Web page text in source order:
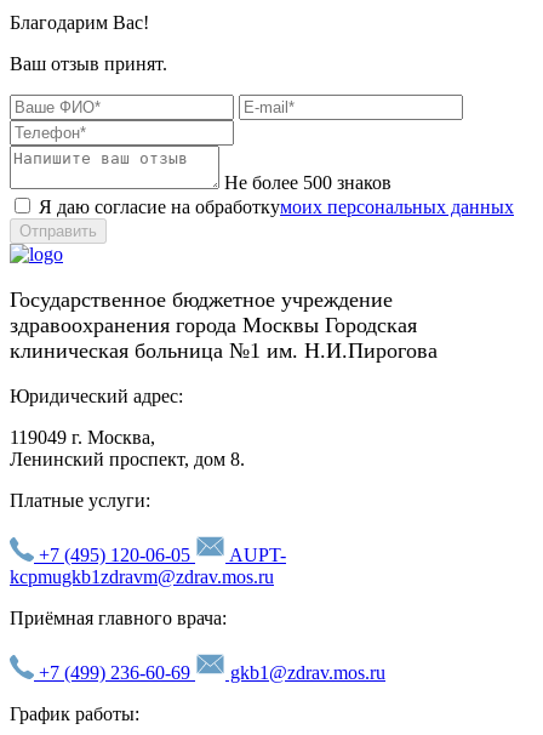
Благодарим Вас!
Ваш отзыв принят.
Не более 500 знаков
Я даю согласие на обработкумоих персональных данных
Отправить
Государственное бюджетное учреждение
здравоохранения города Москвы Городская
клиническая больница №1 им. Н.И.Пирогова
Юридический адрес:
119049 г. Москва,
Ленинский проспект, дом 8.
Платные услуги:
+7 (495) 120-06-05
AUPT-
kcpmugkb1zdravm@zdrav.mos.ru
Приёмная главного врача:
+7 (499) 236-60-69
gkb1@zdrav.mos.ru
График работы: